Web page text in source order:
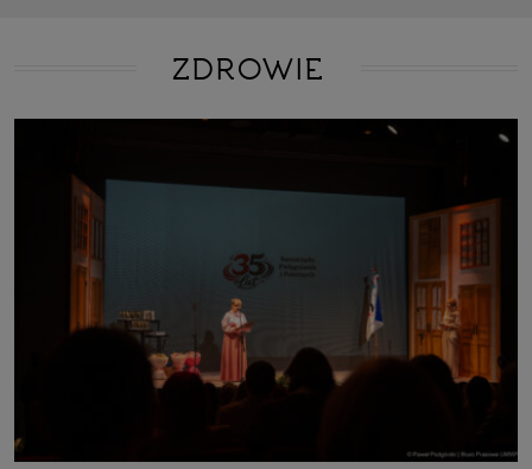
ZDROWIE